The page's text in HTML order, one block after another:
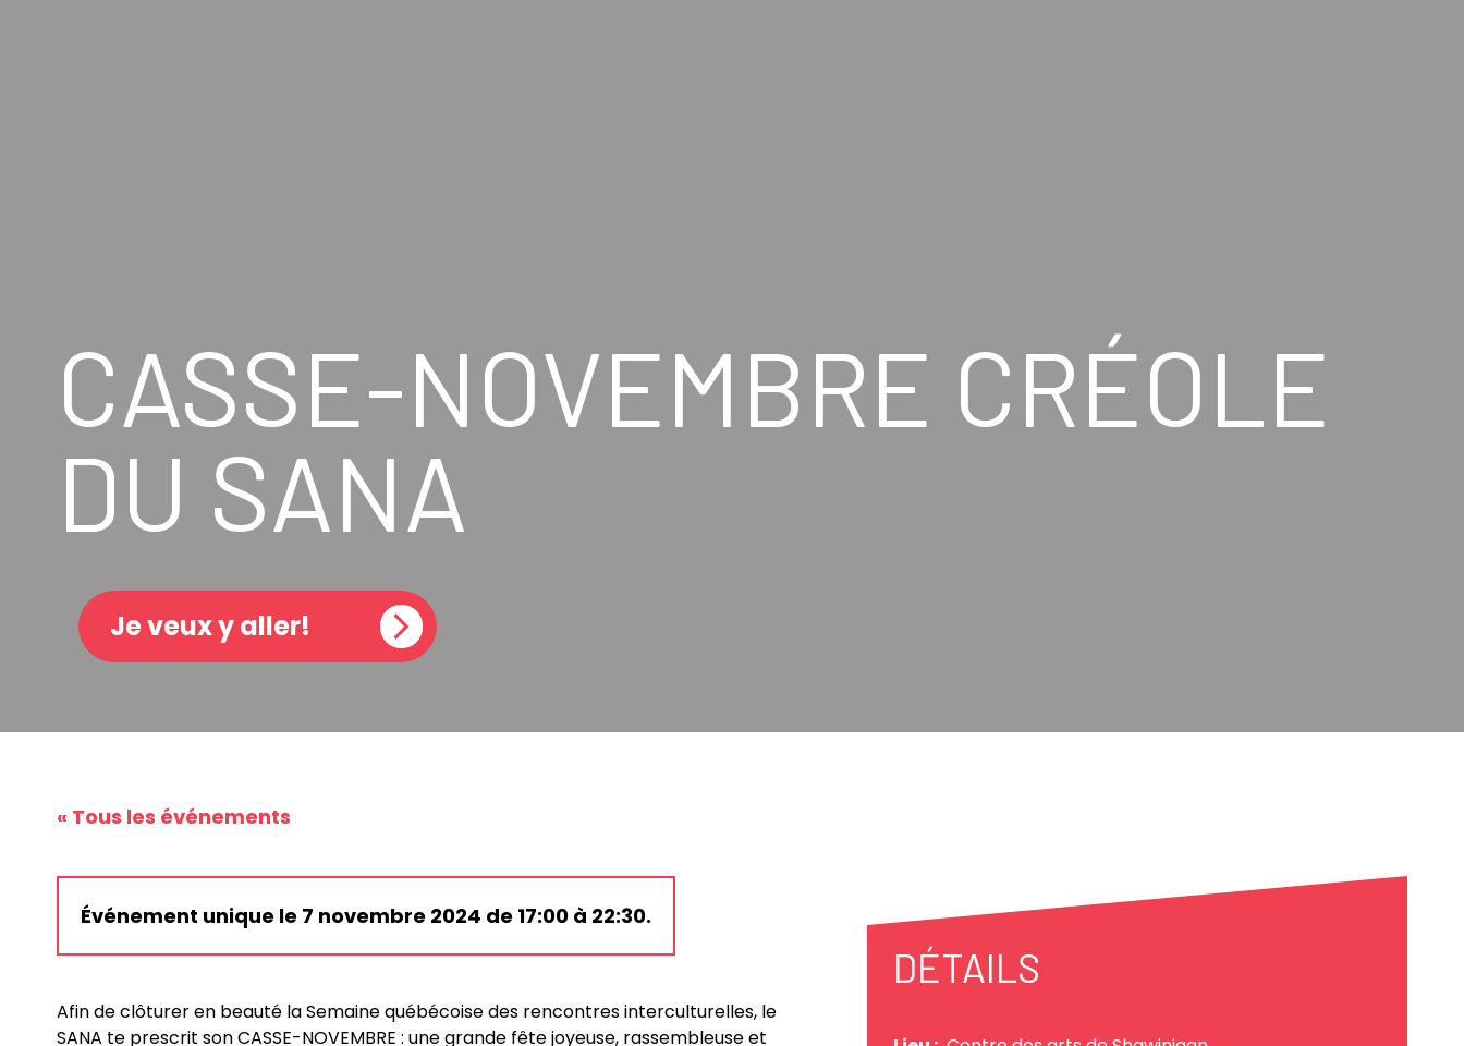
CASSE-NOVEMBRE CRÉOLE
DU SANA
Je veux y aller!
« Tous les événements
Événement unique le 7 novembre 2024 de 17:00 à 22:30.
Afin de clôturer en beauté la Semaine québécoise des rencontres interculturelles, le
SANA te prescrit son CASSE-NOVEMBRE : une grande fête joyeuse, rassembleuse et
DÉTAILS